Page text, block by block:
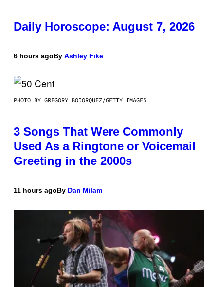
Daily Horoscope: August 7, 2026
6 hours agoBy Ashley Fike
PHOTO BY GREGORY BOJORQUEZ/GETTY IMAGES
3 Songs That Were Commonly
Used As a Ringtone or Voicemail
Greeting in the 2000s
11 hours agoBy Dan Milam